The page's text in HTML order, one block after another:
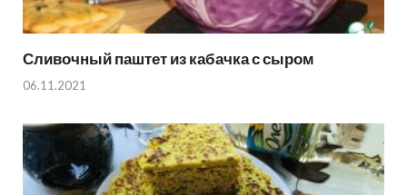
Сливочный паштет из кабачка с сыром
06.11.2021